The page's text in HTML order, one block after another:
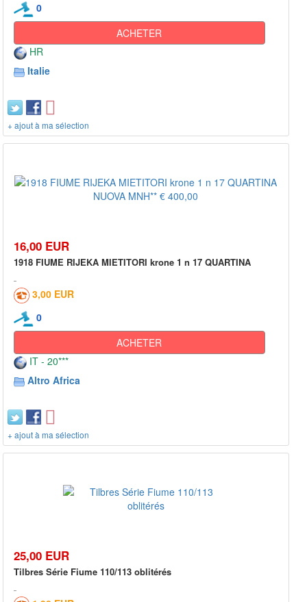
0
ACHETER
HR
Italie
+ ajout à ma sélection
16,00 EUR
1918 FIUME RIJEKA MIETITORI krone 1 n 17 QUARTINA
3,00 EUR
0
ACHETER
IT - 20***
Altro Africa
+ ajout à ma sélection
25,00 EUR
Tilbres Série Fiume 110/113 oblitérés